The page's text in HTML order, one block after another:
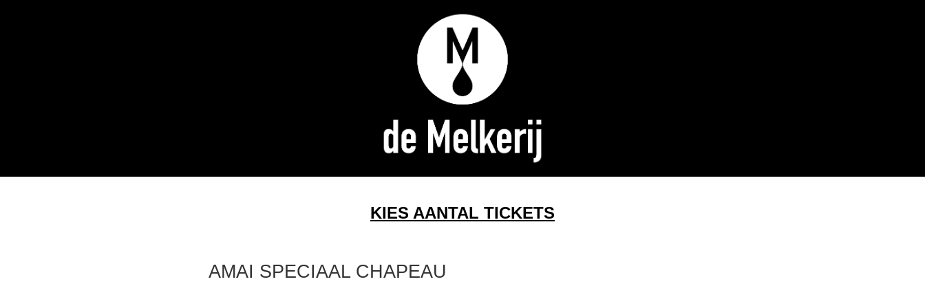
KIES AANTAL TICKETS
AMAI SPECIAAL CHAPEAU